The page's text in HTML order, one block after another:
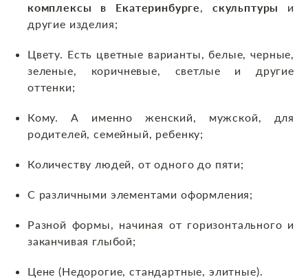
комплексы в Екатеринбурге, скульптуры
и
другие изделия;
Цвету. Есть цветные варианты, белые, черные,
зеленые, коричневые, светлые и другие
оттенки;
Кому. А именно женский, мужской, для
родителей, семейный, ребенку;
Количеству людей, от одного до пяти;
С различными элементами оформления;
Разной формы, начиная от горизонтального и
заканчивая глыбой;
Цене (Недорогие, стандартные, элитные).